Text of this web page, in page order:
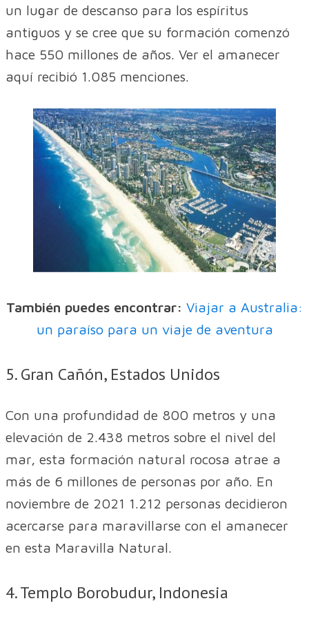
un lugar de descanso para los espíritus
antiguos y se cree que su formación comenzó
hace 550 millones de años. Ver el amanecer
aquí recibió 1.085 menciones.
También puedes encontrar: Viajar a Australia:
un paraíso para un viaje de aventura
5. Gran Cañón, Estados Unidos
Con una profundidad de 800 metros y una
elevación de 2.438 metros sobre el nivel del
mar, esta formación natural rocosa atrae a
más de 6 millones de personas por año. En
noviembre de 2021 1.212 personas decidieron
acercarse para maravillarse con el amanecer
en esta Maravilla Natural.
4. Templo Borobudur, Indonesia